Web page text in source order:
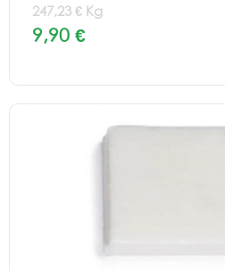
247,23 € Kg
9,90 €